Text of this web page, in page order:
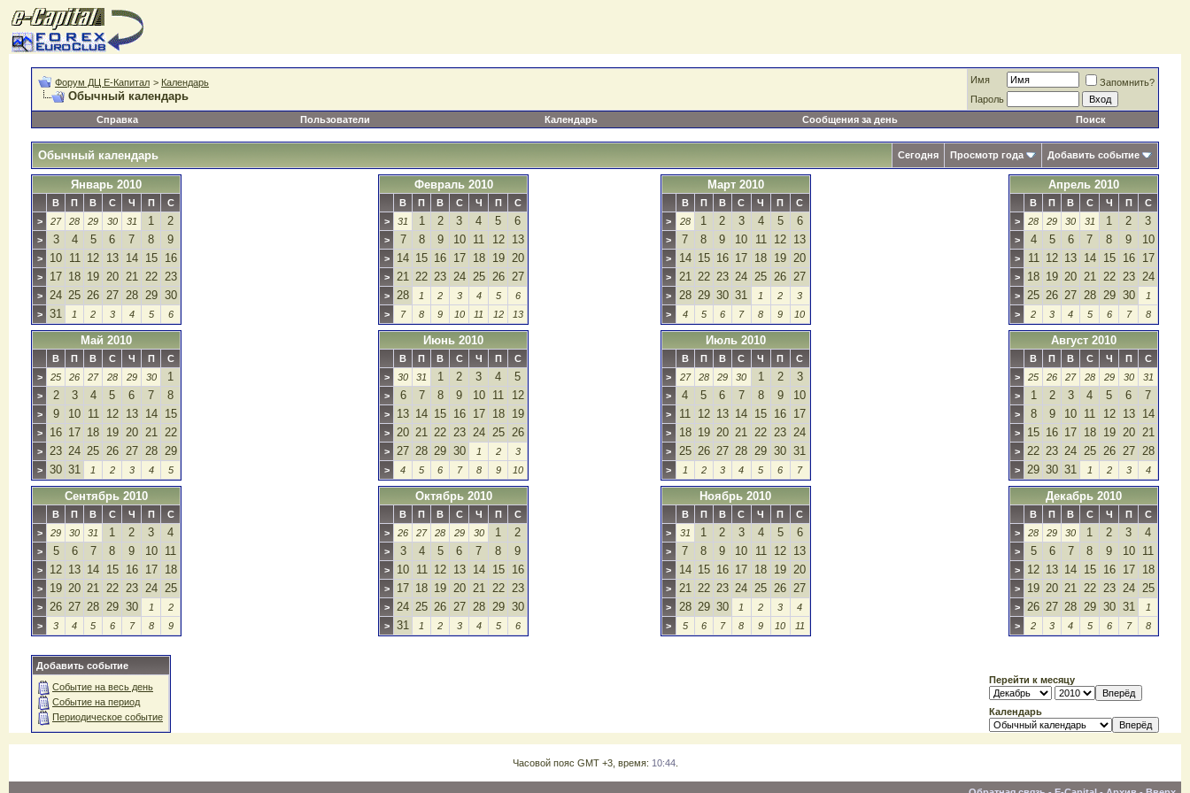
Форум ДЦ Е-Капитал > Календарь
Обычный календарь
Имя
Запомнить?
Пароль
Справка
Пользователи Календарь Сообщения за день Поиск
Обычный календарь Сегодня Просмотр года Добавить событие
Январь 2010
В П В С Ч П
С
>
27 28 29 30 31 1 2
> 3 4 5 6 7 8 9
> 10 11 12 13 14 15 16
> 17 18 19 20 21 22 23
> 24 25 26 27 28 29 30
> 31 1 2 3 4 5 6
Февраль 2010
В П В С Ч П
С
>
31 1 2 3 4 5 6
> 7 8 9 10 11 12 13
> 14 15 16 17 18 19 20
> 21 22 23 24 25 26 27
> 28 1 2 3 4 5
6
>
7 8 9 10 11 12 13
Март 2010
В П В С Ч П
С
>
28 1 2 3 4 5 6
> 7 8 9 10 11 12 13
> 14 15 16 17 18 19 20
> 21 22 23 24 25 26 27
> 28 29 30 31 1 2
3
>
4 5 6 7 8 9 10
Апрель 2010
В П В С Ч П
С
>
28 29 30 31 1 2 3
> 4 5 6 7 8 9 10
> 11 12 13 14 15 16 17
> 18 19 20 21 22 23 24
> 25 26 27 28 29 30
1
>
2 3 4 5 6 7 8
Май 2010
В П В С Ч П
С
>
25 26 27 28 29 30 1
> 2 3 4 5 6 7 8
> 9 10 11 12 13 14 15
> 16 17 18 19 20 21 22
> 23 24 25 26 27 28 29
> 30 31 1 2 3 4 5
Июнь 2010
В П В С Ч П
С
>
30 31 1 2 3 4 5
> 6 7 8 9 10 11 12
> 13 14 15 16 17 18 19
> 20 21 22 23 24 25 26
> 27 28 29 30 1 2
3
>
4 5 6 7 8 9 10
Июль 2010
В П В С Ч П
С
>
27 28 29 30 1 2 3
> 4 5 6 7 8 9 10
> 11 12 13 14 15 16 17
> 18 19 20 21 22 23 24
> 25 26 27 28 29 30 31
> 1 2 3 4 5 6 7
Август 2010
В П В С Ч П
С
>
25 26 27 28 29 30
31
>
1 2 3 4 5 6 7
> 8 9 10 11 12 13 14
> 15 16 17 18 19 20 21
> 22 23 24 25 26 27 28
> 29 30 31 1 2 3 4
Сентябрь 2010
В П В С Ч П
С
>
29 30 31 1 2 3 4
> 5 6 7 8 9 10 11
> 12 13 14 15 16 17 18
> 19 20 21 22 23 24 25
> 26 27 28 29 30 1
2
>
3 4 5 6 7 8 9
Октябрь 2010
В П В С Ч П
С
>
26 27 28 29 30 1 2
> 3 4 5 6 7 8 9
> 10 11 12 13 14 15 16
> 17 18 19 20 21 22 23
> 24 25 26 27 28 29 30
> 31 1 2 3 4 5 6
Ноябрь 2010
В П В С Ч П
С
>
31 1 2 3 4 5 6
> 7 8 9 10 11 12 13
> 14 15 16 17 18 19 20
> 21 22 23 24 25 26 27
> 28 29 30 1 2 3
4
>
5 6 7 8 9 10 11
Декабрь 2010
В П В С Ч П
С
>
28 29 30 1 2 3 4
> 5 6 7 8 9 10 11
> 12 13 14 15 16 17 18
> 19 20 21 22 23 24 25
> 26 27 28 29 30 31
1
>
2 3 4 5 6 7 8
Добавить событие
Событие на весь день
Событие на период
Периодическое событие
Перейти к месяцу
Календарь
Часовой пояс GMT +3, время: 10:44.